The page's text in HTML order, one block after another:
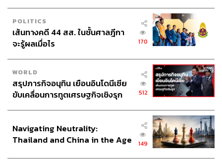
POLITICS
เส้นทางคดี 44 สส. ในชั้นศาลฎีกา
จะรู้ผลเมื่อไร
170
WORLD
สรุปภารกิจอนุทิน เยือนอินโดนีเซีย
ขับเคลื่อนการทูตเศรษฐกิจเชิงรุก
512
Navigating Neutrality:
Thailand and China in the Age
149